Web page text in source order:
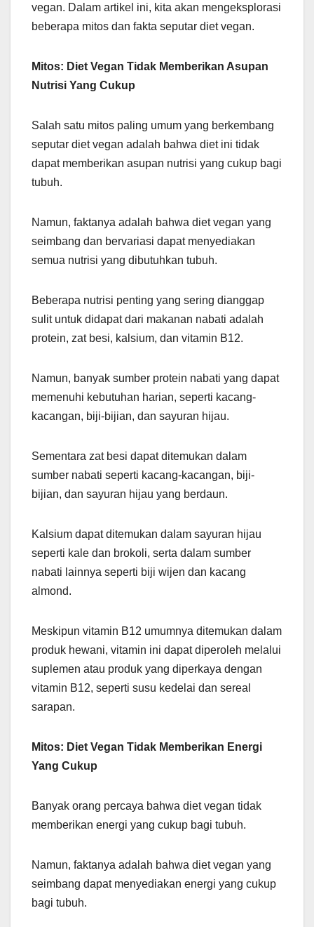
vegan. Dalam artikel ini, kita akan mengeksplorasi
beberapa mitos dan fakta seputar diet vegan.
Mitos: Diet Vegan Tidak Memberikan Asupan
Nutrisi Yang Cukup
Salah satu mitos paling umum yang berkembang
seputar diet vegan adalah bahwa diet ini tidak
dapat memberikan asupan nutrisi yang cukup bagi
tubuh.
Namun, faktanya adalah bahwa diet vegan yang
seimbang dan bervariasi dapat menyediakan
semua nutrisi yang dibutuhkan tubuh.
Beberapa nutrisi penting yang sering dianggap
sulit untuk didapat dari makanan nabati adalah
protein, zat besi, kalsium, dan vitamin B12.
Namun, banyak sumber protein nabati yang dapat
memenuhi kebutuhan harian, seperti kacang-
kacangan, biji-bijian, dan sayuran hijau.
Sementara zat besi dapat ditemukan dalam
sumber nabati seperti kacang-kacangan, biji-
bijian, dan sayuran hijau yang berdaun.
Kalsium dapat ditemukan dalam sayuran hijau
seperti kale dan brokoli, serta dalam sumber
nabati lainnya seperti biji wijen dan kacang
almond.
Meskipun vitamin B12 umumnya ditemukan dalam
produk hewani, vitamin ini dapat diperoleh melalui
suplemen atau produk yang diperkaya dengan
vitamin B12, seperti susu kedelai dan sereal
sarapan.
Mitos: Diet Vegan Tidak Memberikan Energi
Yang Cukup
Banyak orang percaya bahwa diet vegan tidak
memberikan energi yang cukup bagi tubuh.
Namun, faktanya adalah bahwa diet vegan yang
seimbang dapat menyediakan energi yang cukup
bagi tubuh.